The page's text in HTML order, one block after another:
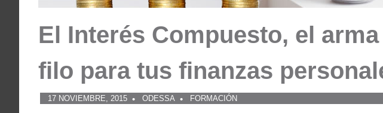
El Interés Compuesto, el
filo para tus finanzas
17 NOVIEMBRE, 2015 ODESSA FORMACIÓN